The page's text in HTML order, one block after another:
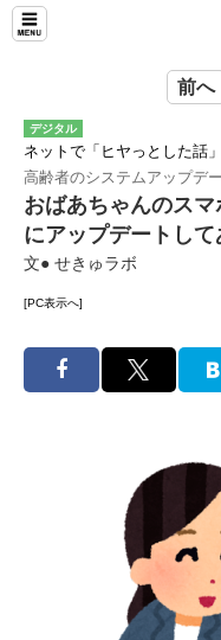
前へ
デジタル
ネットで「ヒヤっとした話
高齢者のシステムアップデ
おばあちゃんのス
にアップデートして
文● せきゅラボ
[PC表示へ]